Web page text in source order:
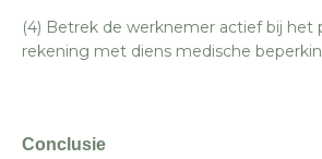
(4) Betrek de werknemer actief bij het
rekening met diens medische
Conclusie